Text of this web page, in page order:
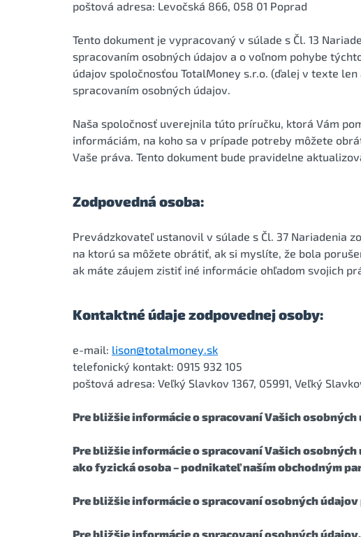
poštová adresa: Levočská 866, 058 01 Poprad
Tento dokument je vypracovaný v súlade s Čl. 13
spracovaním osobných údajov a o voľnom pohybe
údajov spoločnosťou TotalMoney s.r.o. (ďalej v texte
spracovaním osobných údajov.
Naša spoločnosť uverejnila túto príručku, ktorá Vám
informáciám, na koho sa v prípade potreby môžete
Vaše práva. Tento dokument bude pravidelne
Zodpovedná osoba:
Prevádzkovateľ ustanovil v súlade s Čl. 37 Nariadenia
na ktorú sa môžete obrátiť, ak si myslíte, že bola
ak máte záujem zistiť iné informácie ohľadom svojich
Kontaktné údaje zodpovednej osoby:
e-mail: lison@totalmoney.sk
telefonický kontakt: 0915 932 105
poštová adresa: Veľký Slavkov 1367, 05991, Veľký
Pre bližšie informácie o spracovaní Vašich
Pre bližšie informácie o spracovaní Vašich
ako fyzická osoba – podnikateľ naším obchodným
Pre bližšie informácie o spracovaní osobných
Pre bližšie informácie o spracovaní osobných